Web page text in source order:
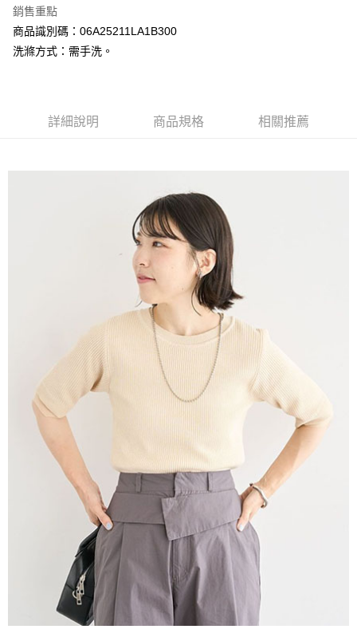
台灣樂天信用卡公司
大哥付你分期
相關說明
【大哥付你分期使用說明】
成交易。
3.實際核准額度、可分期數及費用金額請依後續交易確認頁面所載為準。
法說明評估內容。
1.分期款項不併入電信帳單，「大哥付你分期」於每月結算日後寄送繳費提
2.透過簡訊連結打開帳單後，可選擇「超商條碼／台灣大直營門市／銀行轉
帳／街口支付／iPASS MONEY」等通路繳費。
1.本服務係由「台灣大哥大股份有限公司」（以下簡稱本公司）所提供，讓
用戶於交易時，得透過本服務購買商品或服務，並由商店將買賣／分期付款
買賣價金債權讓與本公司後，依約使用本公司帳單繳交帳款。
2.基於同意付款使用「大哥付你分期」之契約關係目的，商店將以您的個人
資料（包含姓名、電話或地址）提供予台灣大哥大進項蒐集、處理及利用，
由本公司與您本人進行分期帳單所需資料之確認、核對及更正。
3.完整用戶服務條款，請詳閱以下連結：
https://oppay.tw/userRule
AFTEE先享後付是「在收到商品之後才付款」的支付方式。 讓您購物簡單
【「AFTEE先享後付」結帳流程】
１．於結帳方式選擇「AFTEE先享後付」後，將跳轉至「AFTEE先享後付」
結帳頁面，進行簡訊認證並確認金額後，即可完成結帳。
２．訂單成立數日內，您將收到繳費通知簡訊。
３．收到繳費通知簡訊後14天內，點擊此簡訊中的連結，可透過四大超商／
ATM／網路銀行／等多元方式進行付款，方視為交易完成。
※ 請注意：結帳手續完成當下不需立刻繳費，但若您需要取消訂單，請聯絡
購買商品的店家。未經商家同意取消之訂單仍視為有效，需透過AFTEE先享
後付繳納相關費用。
※ 交易是否成功請以「AFTEE先享後付 」之結帳頁面顯示為準，若有關於
是否繳費成功／繳費後需取消欲退款等相關疑問，請聯繫「AFTEE先享後付
https://netprotections.freshdesk.com/support/home
１．透過由恩沛科技股份有限公司提供之「AFTEE先享後付」服務完成之交
易，需依本服務之必要範圍內提供個人資料，並將交易相關給付款項請求債
權轉讓予恩沛科技股份有限公司。
２．關於個人資料處理事宜，請瀏覽以下網址：
https://aftee.tw/terms/#terms3
３．未成年的使用者請事先徵得法定代理人或監護人之同意方可使用
「AFTEE先享後付」，若未經同意申辦者引起之損失，本公司不負相關責
４．使用「AFTEE先享後付」時，將依據個別帳號之用戶狀況，依本公司即
時審查核予不同之上限額度；若仍有額度不足之情形，本公司將視審查結果
請求用戶進行身份認證。
５．嚴禁一人註冊多個帳號或使用他人資訊註冊。若發現惡意使用之情形，
恩沛科技股份有限公司將有權停止該用戶之使用額度並採取法律行動。
ATM付款
每筆NT$60，滿NT$388(含以上)免運費
每筆NT$60，滿NT$388(含以上)免運費
每筆NT$60，滿NT$888(含以上)免運費
每筆NT$60，滿NT$888(含以上)免運費
7-11取貨付款
每筆NT$60，滿NT$888(含以上)免運費
7-11純取貨
每筆NT$60，滿NT$888(含以上)免運費
每筆NT$90，滿NT$888(含以上)免運費
銷售重點
商品識別碼：06A25211LA1B300
洗滌方式：需手洗。
詳細說明 商品規格 相關推薦